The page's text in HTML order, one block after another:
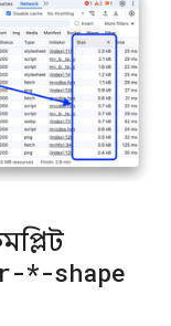
*-shape